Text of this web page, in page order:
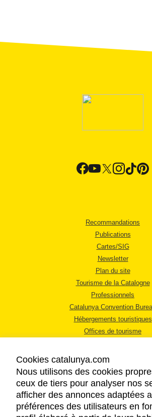
Recommandations
Publications
Cartes/SIG
Newsletter
Plan du site
Tourisme de la Catalogne
Professionnels
Catalunya Convention
Hébergements touristiques
Offices de tourisme
MENTIONS LÉGALES
RÈGLES DE
Cookies catalunya.com
Nous utilisons des cookies
ceux de tiers pour analyser nos
afficher des annonces adaptées
préférences des utilisateurs en